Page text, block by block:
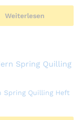
Weiterlesen
Spring Quilling Heft